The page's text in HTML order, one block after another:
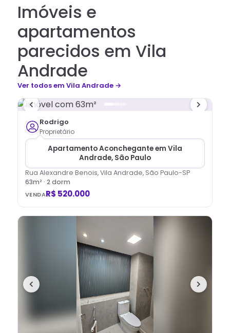
Imóveis e
apartamentos
parecidos em Vila
Andrade
Ver todosem Vila Andrade →
Rodrigo
Proprietário
Apartamento Aconchegante em Vila
Andrade, São Paulo
Rua Alexandre Benois, Vila Andrade, São Paulo-SP
63m² · 2dorm
VENDAR$ 520.000